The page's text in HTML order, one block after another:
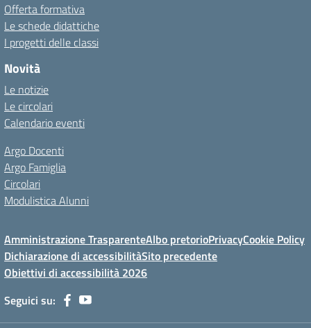
Offerta formativa
Le schede didattiche
I progetti delle classi
Novità
Le notizie
Le circolari
Calendario eventi
Argo Docenti
Argo Famiglia
Circolari
Modulistica Alunni
Amministrazione TrasparenteAlbo pretorioPrivacyCookie Policy
Dichiarazione di accessibilitàSito precedente
Obiettivi di accessibilità 2026
Seguici su: